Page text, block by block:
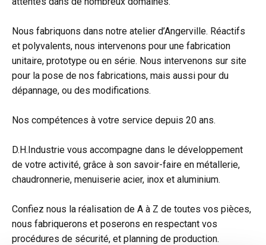
Nous fabriquons dans notre atelier d’Angerville. Réactifs
et polyvalents, nous intervenons pour une fabrication
unitaire, prototype ou en série. Nous intervenons sur site
pour la pose de nos fabrications, mais aussi pour du
dépannage, ou des modifications.
Nos compétences à votre service depuis 20 ans.
D.H.Industrie vous accompagne dans le développement
de votre activité, grâce à son savoir-faire en métallerie,
chaudronnerie, menuiserie acier, inox et aluminium.
Confiez nous la réalisation de A à Z de toutes vos pièces,
nous fabriquerons et poserons en respectant vos
procédures de sécurité, et planning de production.